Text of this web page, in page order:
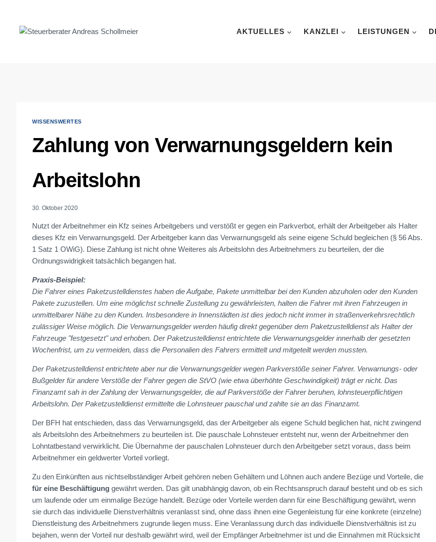
springen
AKTUELLES KANZLEI LEISTUNGEN
WISSENSWERTES
Zahlung von Verwarnungsgeldern kein
Arbeitslohn
30. Oktober 2020
Nutzt der Arbeitnehmer ein Kfz seines Arbeitgebers und verstößt er gegen ein Parkverbot, erhält der Arbeitgeber als Halter
dieses Kfz ein Verwarnungsgeld. Der Arbeitgeber kann das Verwarnungsgeld als seine eigene Schuld begleichen (§ 56 Abs.
1 Satz 1 OWiG). Diese Zahlung ist nicht ohne Weiteres als Arbeitslohn des Arbeitnehmers zu beurteilen, der die
Ordnungswidrigkeit tatsächlich begangen hat.
Praxis-Beispiel:
Die Fahrer eines Paketzustelldienstes haben die Aufgabe, Pakete unmittelbar bei den Kunden abzuholen oder den Kunden
Pakete zuzustellen. Um eine möglichst schnelle Zustellung zu gewährleisten, halten die Fahrer mit ihren Fahrzeugen in
unmittelbarer Nähe zu den Kunden. Insbesondere in Innenstädten ist dies jedoch nicht immer in straßenverkehrsrechtlich
zulässiger Weise möglich. Die Verwarnungsgelder werden häufig direkt gegenüber dem Paketzustelldienst als Halter der
Fahrzeuge "festgesetzt" und erhoben. Der Paketzustelldienst entrichtete die Verwarnungsgelder innerhalb der gesetzten
Wochenfrist, um zu vermeiden, dass die Personalien des Fahrers ermittelt und mitgeteilt werden mussten.
Der Paketzustelldienst entrichtete aber nur die Verwarnungsgelder wegen Parkverstöße seiner Fahrer. Verwarnungs- oder
Bußgelder für andere Verstöße der Fahrer gegen die StVO (wie etwa überhöhte Geschwindigkeit) trägt er nicht. Das
Finanzamt sah in der Zahlung der Verwarnungsgelder, die auf Parkverstöße der Fahrer beruhen, lohnsteuerpflichtigen
Arbeitslohn. Der Paketzustelldienst ermittelte die Lohnsteuer pauschal und zahlte sie an das Finanzamt.
Der BFH hat entschieden, dass das Verwarnungsgeld, das der Arbeitgeber als eigene Schuld beglichen hat, nicht zwingend
als Arbeitslohn des Arbeitnehmers zu beurteilen ist. Die pauschale Lohnsteuer entsteht nur, wenn der Arbeitnehmer den
Lohntatbestand verwirklicht. Die Übernahme der pauschalen Lohnsteuer durch den Arbeitgeber setzt voraus, dass beim
Arbeitnehmer ein geldwerter Vorteil vorliegt.
Zu den Einkünften aus nichtselbständiger Arbeit gehören neben Gehältern und Löhnen auch andere Bezüge und Vorteile, die
für eine Beschäftigung gewährt werden. Das gilt unabhängig davon, ob ein Rechtsanspruch darauf besteht und ob es sich
um laufende oder um einmalige Bezüge handelt. Bezüge oder Vorteile werden dann für eine Beschäftigung gewährt, wenn
sie durch das individuelle Dienstverhältnis veranlasst sind, ohne dass ihnen eine Gegenleistung für eine konkrete (einzelne)
Dienstleistung des Arbeitnehmers zugrunde liegen muss. Eine Veranlassung durch das individuelle Dienstverhältnis ist zu
bejahen, wenn der Vorteil nur deshalb gewährt wird, weil der Empfänger Arbeitnehmer ist und die Einnahmen mit Rücksicht